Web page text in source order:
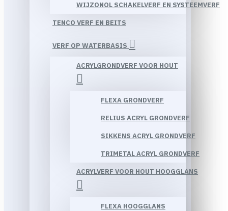
WIJZONOL SCHAKELVERF EN SYSTEEMVERF
TENCO VERF EN BEITS
VERF OP WATERBASIS
ACRYLGRONDVERF VOOR HOUT
FLEXA GRONDVERF
RELIUS ACRYL GRONDVERF
SIKKENS ACRYL GRONDVERF
TRIMETAL ACRYL GRONDVERF
ACRYLVERF VOOR HOUT HOOGGLANS
FLEXA HOOGGLANS